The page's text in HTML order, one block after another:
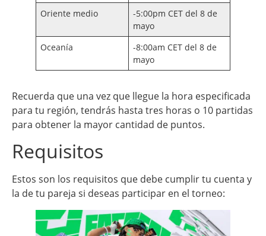
Oriente medio
-5:00pm CET del 8 de
mayo
Oceanía
-8:00am CET del 8 de
mayo
Recuerda que una vez que llegue la hora especificada
para tu región, tendrás hasta tres horas o 10 partidas
para obtener la mayor cantidad de puntos.
Requisitos
Estos son los requisitos que debe cumplir tu cuenta y
la de tu pareja si deseas participar en el torneo: